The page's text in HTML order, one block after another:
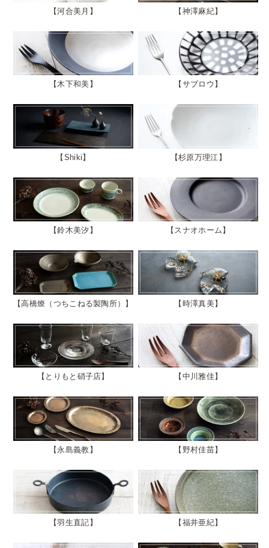
河合美月 神澤麻紀
木下和美 サブロウ
Shiki 杉原万理江
鈴木美汐 スナオホーム
高橋燎（つちこねる製陶所） 時澤真美
とりもと硝子店 中川雅佳
永島義教 野村佳苗
羽生直記 福井亜紀